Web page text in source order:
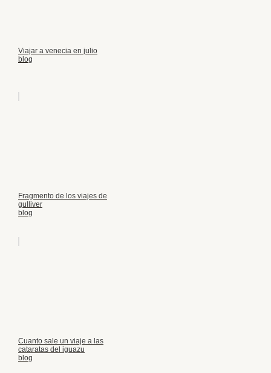
Viajar a venecia en julio
blog
Fragmento de los viajes de
gulliver
blog
Cuanto sale un viaje a las
cataratas del iguazu
blog